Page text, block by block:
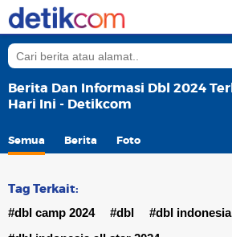
Berita Dan Informasi Dbl 2024
Hari Ini - Detikcom
Semua Berita Foto
Tag Terkait:
#dbl camp 2024 #dbl
#dbl indonesia